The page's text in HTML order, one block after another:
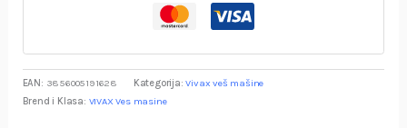
EAN: 3856005191628 Kategorija:Vivax veš mašine
Brend i Klasa: VIVAX Ves masine